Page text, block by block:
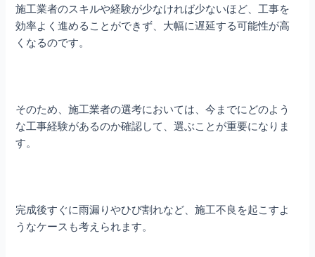
施工業者のスキルや経験が少なければ少ないほど、工事を
効率よく進めることができず、大幅に遅延する可能性が高
くなるのです。
そのため、施工業者の選考においては、今までにどのよう
な工事経験があるのか確認して、選ぶことが重要になりま
す。
完成後すぐに雨漏りやひび割れなど、施工不良を起こすよ
うなケースも考えられます。